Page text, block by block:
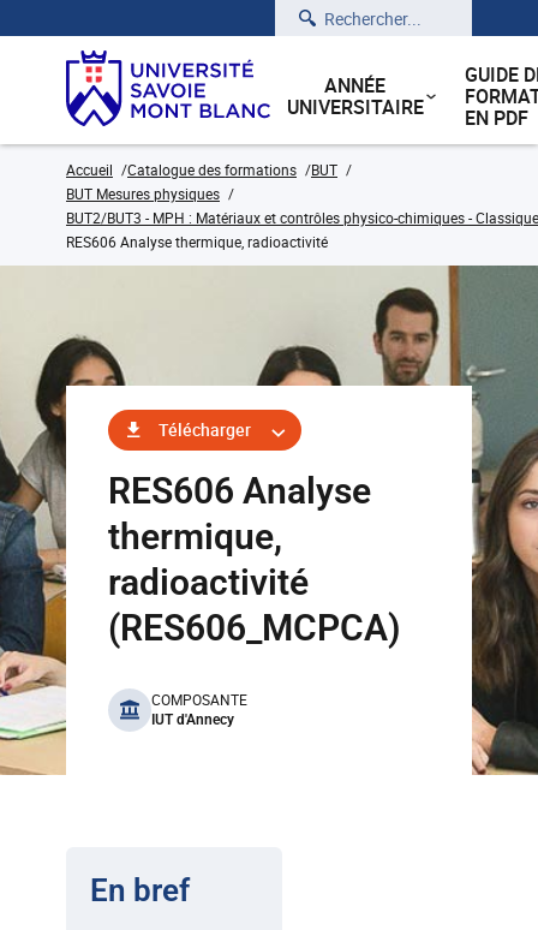
Rechercher
ANNÉE
UNIVERSITAIRE
GUIDE
EN PDF
Accueil Catalogue des formations
BUT
BUT Mesures physiques
BUT2/BUT3 - MPH : Matériaux et contrôles physico-chimiques -
RES606 Analyse thermique, radioactivité
Télécharger
RES606 Analyse
thermique,
radioactivité
(RES606_MCPCA)
benefits
COMPOSANTE
IUT d'Annecy
En bref